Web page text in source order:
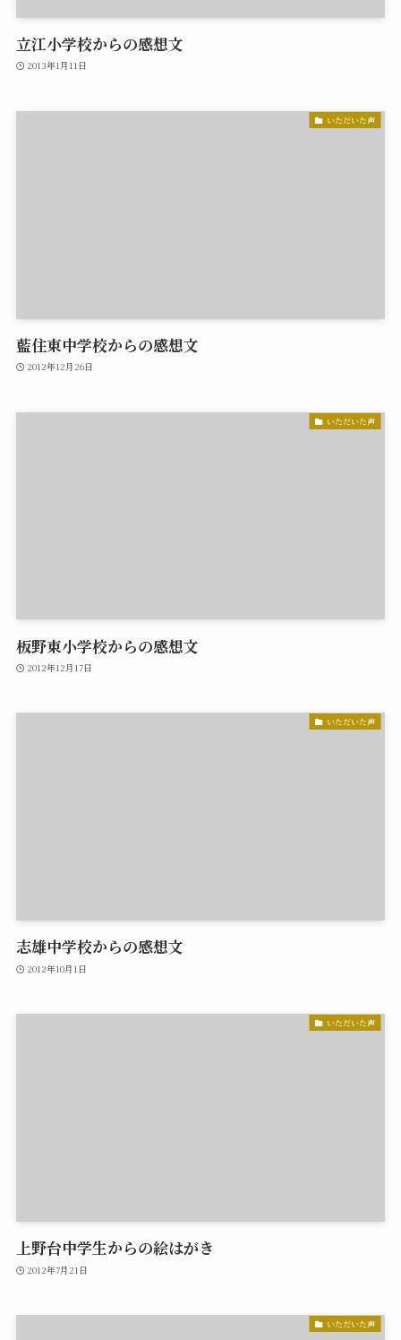
立江小学校からの感想文
2013年1月11日
いただいた声
藍住東中学校からの感想文
2012年12月26日
いただいた声
板野東小学校からの感想文
2012年12月17日
いただいた声
志雄中学校からの感想文
2012年10月1日
いただいた声
上野台中学生からの絵はがき
2012年7月21日
いただいた声